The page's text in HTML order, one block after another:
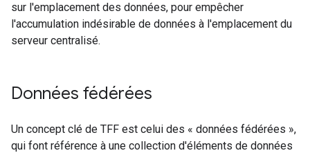
sur l'emplacement des données, pour empêcher
l'accumulation indésirable de données à l'emplacement du
serveur centralisé.
Données fédérées
Un concept clé de TFF est celui des « données fédérées »,
qui font référence à une collection d'éléments de données